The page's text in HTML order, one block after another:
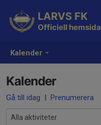
Kalender
LARVS FK
Officiell hemsida
Kalender
Gå till idag | Prenumerera